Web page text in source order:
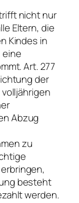
nicht nur
Eltern, die
Kindes in
eine
Art. 277
der
Abzug
zu
besteht
werden.